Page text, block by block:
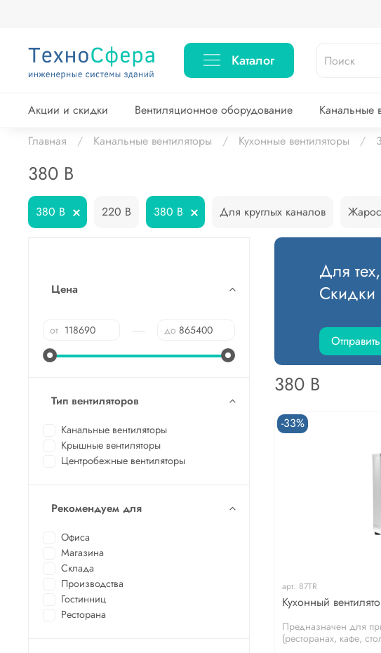
Каталог
Акции и скидки Вентиляционное оборудование Канальные
Главная
Канальные вентиляторы Кухонные вентиляторы
380 В
380 В 220 В 380 В Для круглых каналов
Для
380 В
-33%
арт. 87TR
Кухонный
Предназначен для
(ресторанах, кафе,
Цена
от до
Тип вентиляторов
Канальные вентиляторы
Крышные вентиляторы
Центробежные вентиляторы
Рекомендуем для
Офиса
Магазина
Склада
Производства
Гостинниц
Ресторана